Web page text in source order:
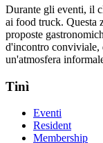
Durante gli eventi, il
ai food truck. Questa
proposte
d'incontro conviviale,
un'atmosfera
Tinì
Eventi
Resident
Membership